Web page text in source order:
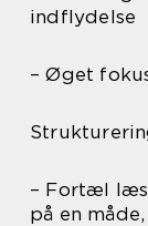
indflydelse
– Øget
– Fortæl
på en